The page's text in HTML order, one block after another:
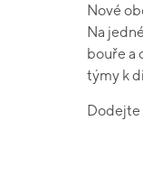
Nové
Na
bouře a
týmy k
Dodejte